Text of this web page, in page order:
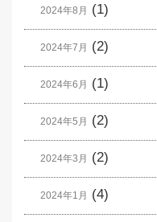
2024年8月 (1)
2024年7月 (2)
2024年6月 (1)
2024年5月 (2)
2024年3月 (2)
2024年1月 (4)